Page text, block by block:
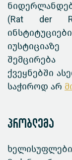
(Rat der
ქვეყნებში
საჭიროდ არ
პრობლემა